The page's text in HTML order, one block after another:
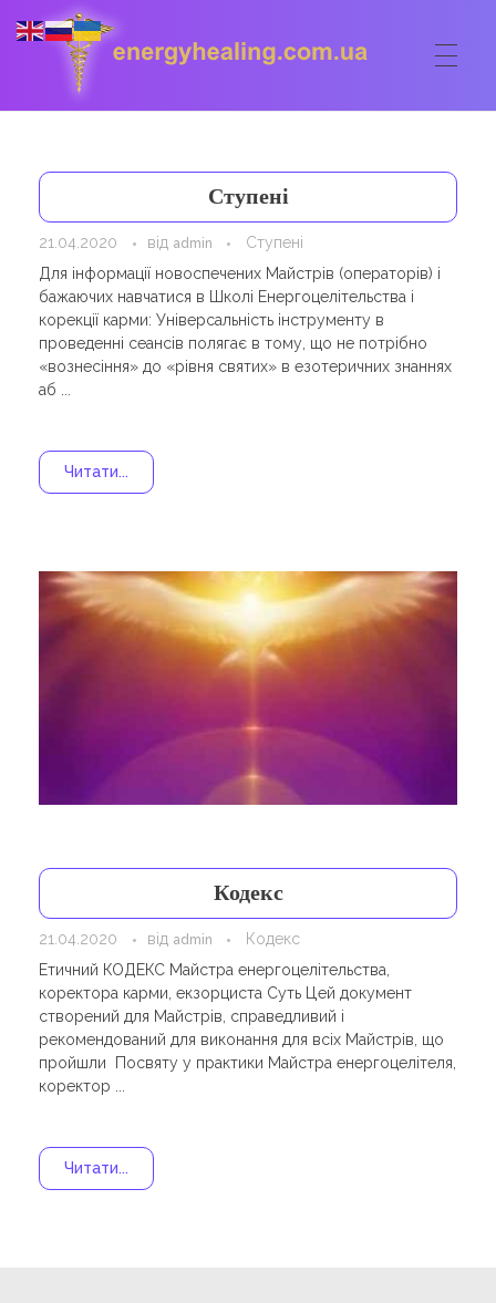
Energyhealing
Анастасія медіум,контактер,щоденник медіума,Майстер,цілительство,карма терапія,консультація онлайн,астрологія
ДОПОМОГА
Консультація онлайн
Сеанси
Астрологія
Очищення житла
Кодекс
Ступені
КОРИСНЕ
Ступені
21.04.2020 від admin
Ступені
Для інформації новоспечених Майстрів (операторів) і
бажаючих навчатися в Школі Енергоцелітельства і
корекції карми: Універсальність інструменту в
проведенні сеансів полягає в тому, що не потрібно
«вознесіння» до «рівня святих» в езотеричних знаннях
аб ...
Читати...
Кодекс
21.04.2020 від admin
Кодекс
Етичний КОДЕКС Майстра енергоцелітельства,
коректора карми, екзорциста Суть Цей документ
створений для Майстрів, справедливий і
рекомендований для виконання для всіх Майстрів, що
пройшли Посвяту у практики Майстра енергоцелітеля,
коректор ...
Читати...